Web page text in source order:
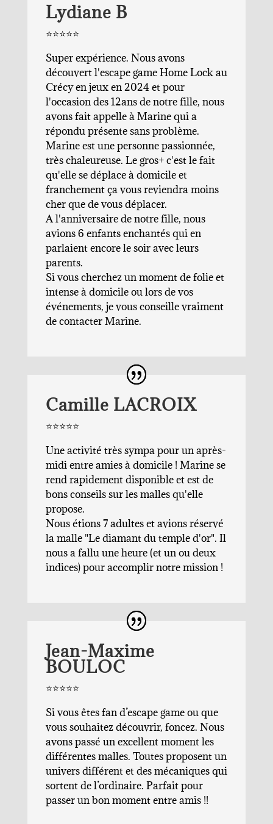
Lydiane B
⭐️⭐️⭐️⭐️⭐️
Super expérience. Nous avons
découvert l'escape game Home Lock au
Crécy en jeux en 2024 et pour
l'occasion des 12ans de notre fille, nous
avons fait appelle à Marine qui a
répondu présente sans problème.
Marine est une personne passionnée,
très chaleureuse. Le gros+ c'est le fait
qu'elle se déplace à domicile et
franchement ça vous reviendra moins
cher que de vous déplacer.
A l'anniversaire de notre fille, nous
avions 6 enfants enchantés qui en
parlaient encore le soir avec leurs
parents.
Si vous cherchez un moment de folie et
intense à domicile ou lors de vos
événements, je vous conseille vraiment
de contacter Marine.
Camille LACROIX
⭐️⭐️⭐️⭐️⭐️
Une activité très sympa pour un après-
midi entre amies à domicile ! Marine se
rend rapidement disponible et est de
bons conseils sur les malles qu'elle
propose.
Nous étions 7 adultes et avions réservé
la malle "Le diamant du temple d'or". Il
nous a fallu une heure (et un ou deux
indices) pour accomplir notre mission !
Jean-Maxime
BOULOC
⭐️⭐️⭐️⭐️⭐️
Si vous êtes fan d’escape game ou que
vous souhaitez découvrir, foncez. Nous
avons passé un excellent moment les
différentes malles. Toutes proposent un
univers différent et des mécaniques qui
sortent de l’ordinaire. Parfait pour
passer un bon moment entre amis !!